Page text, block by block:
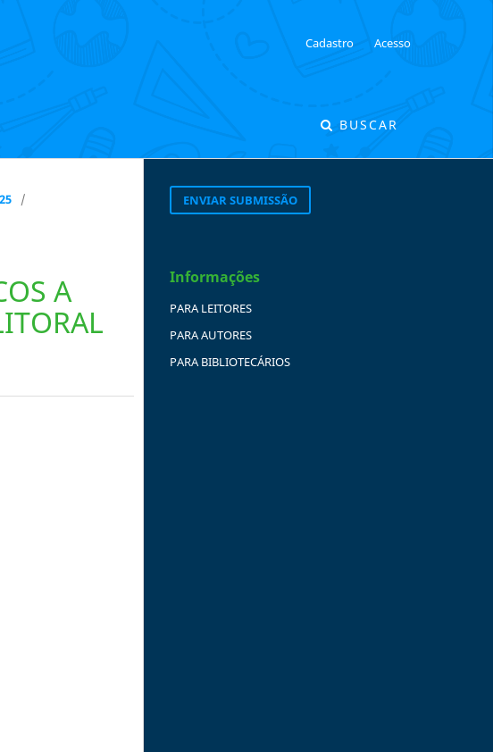
BUSCAR
Cadastro Acesso
/
A
ENVIAR SUBMISSÃO
Informações
PARA LEITORES
PARA AUTORES
PARA BIBLIOTECÁRIOS